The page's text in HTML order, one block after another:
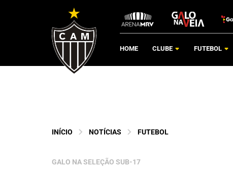
HOME CLUBE FUTEBOL
INÍCIO NOTÍCIAS FUTEBOL
GALO NA SELEÇÃO SUB-17